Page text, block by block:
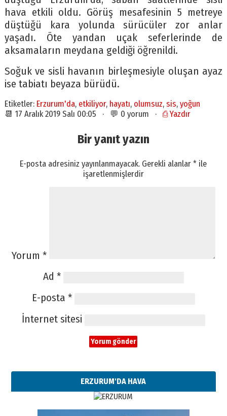
hava etkili oldu. Görüş mesafesinin 5 metreye
düştüğü kara yolunda sürücüler zor anlar
yaşadı. Öte yandan uçak seferlerinde de
aksamaların meydana geldiği öğrenildi.
Soğuk ve sisli havanın birleşmesiyle oluşan ayaz
ise tabiatı beyaza bürüdü.
Etiketler: Erzurum'da, etkiliyor, hayatı, olumsuz, sis, yoğun
📆 17 Aralık 2019 Salı 00:05 · 💬 0 yorum · ⎙ Yazdır
Bir yanıt yazın
E-posta adresiniz yayınlanmayacak. Gerekli alanlar* ile
işaretlenmişlerdir
Yorum *
Ad *
E-posta *
İnternet sitesi
ERZURUM'DA HAVA